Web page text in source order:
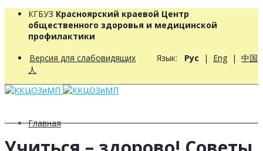
КГБУЗ Красноярский краевой Центр
общественного здоровья и медицинской
профилактики
Версия для слабовидящих Язык: Рус | Eng | 中国
人
Главная